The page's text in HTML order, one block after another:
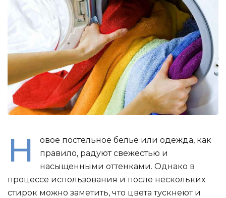
Н
овое постельное белье или одежда, как
правило, радуют свежестью и
насыщенными оттенками. Однако в
процессе использования и после нескольких
стирок можно заметить, что цвета тускнеют и